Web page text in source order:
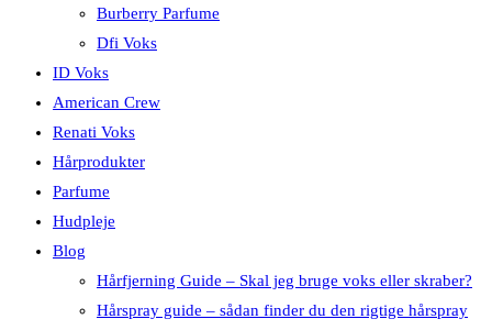
Burberry Parfume
Dfi Voks
ID Voks
American Crew
Renati Voks
Hårprodukter
Parfume
Hudpleje
Blog
Hårfjerning Guide – Skal jeg bruge voks eller skraber?
Hårspray guide – sådan finder du den rigtige hårspray